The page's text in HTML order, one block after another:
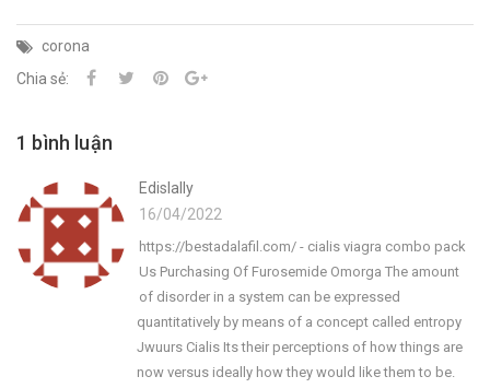
corona
Chia sẻ:
1 bình luận
Edislally
16/04/2022
https://bestadalafil.com/ - cialis viagra combo pack
Us Purchasing Of Furosemide Omorga The amount
of disorder in a system can be expressed
quantitatively by means of a concept called entropy
Jwuurs Cialis Its their perceptions of how things are
now versus ideally how they would like them to be.